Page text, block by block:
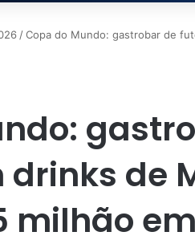
/Copa do Mundo: gastrobar de
de
milhão